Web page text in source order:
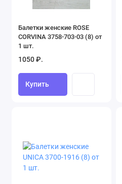
Балетки женские ROSE
CORVINA 3758-703-03 (8) от
1 шт.
1050 ₽.
Купить